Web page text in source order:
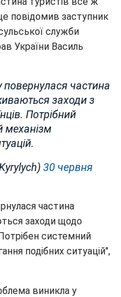
повідомив заступник
служби
України Василь
повернулася частина
заходи з
Потрібний
механізм
30 червня
частина
заходи щодо
системний
подібних ситуацій",
виникла у